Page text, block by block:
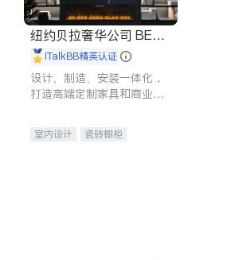
纽约贝拉奢华公司 BELL
A LUXE
iTalkBB精英认证
设计、制造、安装一体化，
打造高端定制家具和商业空
室内设计
瓷砖橱柜